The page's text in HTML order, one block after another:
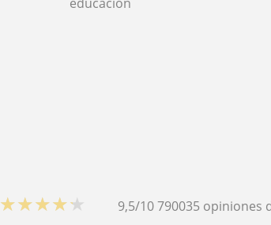
educación
★★★★★ 9,5/10790035 opiniones